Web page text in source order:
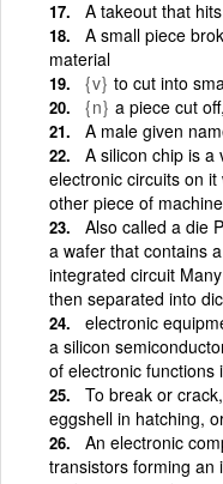
A takeout that
A small piece
material
{v} to cut into
{n} a piece cut
A male given
A silicon chip is a
electronic circuits on
other piece of
Also called a die
a wafer that contains
integrated circuit
then separated into
electronic
a silicon
of electronic functions
To break or
eggshell in hatching,
An electronic
transistors forming an